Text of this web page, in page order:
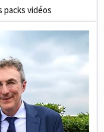
packs vidéos